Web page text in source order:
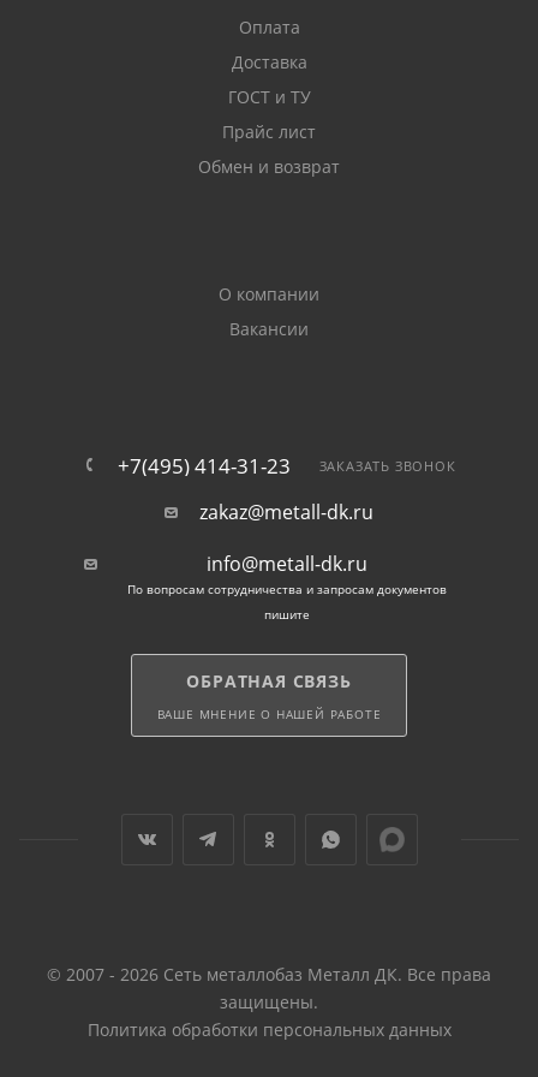
. Маркированная буквой «С» арматура
может соединяться при помощи сварки.
Условия онлайн-покупки
Разгрузка транспорта выполняется силами и за счет
заказчика. Более подробная информация
Оплата
Доставка
ГОСТ и ТУ
Прайс лист
Обмен и возврат
О компании
Вакансии
+7(495) 414-31-23 ЗАКАЗАТЬ ЗВОНОК
zakaz@metall-dk.ru
info@metall-dk.ru
По вопросам сотрудничества и запросам документов
пишите
ОБРАТНАЯ СВЯЗЬ
ВАШЕ МНЕНИЕ О НАШЕЙ РАБОТЕ
© 2007 - 2026 Сеть металлобаз Металл ДК. Все права
защищены.
Политика обработки персональных данных